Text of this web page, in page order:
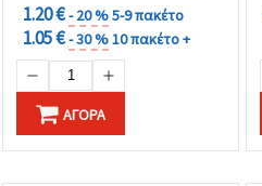
1.20 €- 20 %5-9 πακέτο
1.05 €- 30 %10 πακέτο +
ΑΓΟΡΆ